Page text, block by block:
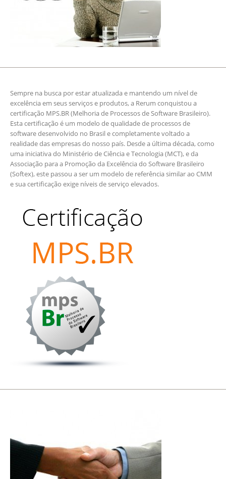
Sempre na busca por estar atualizada e mantendo um nível de
excelência em seus serviços e produtos, a Rerum conquistou a
certificação MPS.BR (Melhoria de Processos de Software Brasileiro).
Esta certificação é um modelo de qualidade de processos de
software desenvolvido no Brasil e completamente voltado a
realidade das empresas do nosso país. Desde a última década, como
uma iniciativa do Ministério de Ciência e Tecnologia (MCT), e da
Associação para a Promoção da Excelência do Software Brasileiro
(Softex), este passou a ser um modelo de referência similar ao CMM
e sua certificação exige níveis de serviço elevados.